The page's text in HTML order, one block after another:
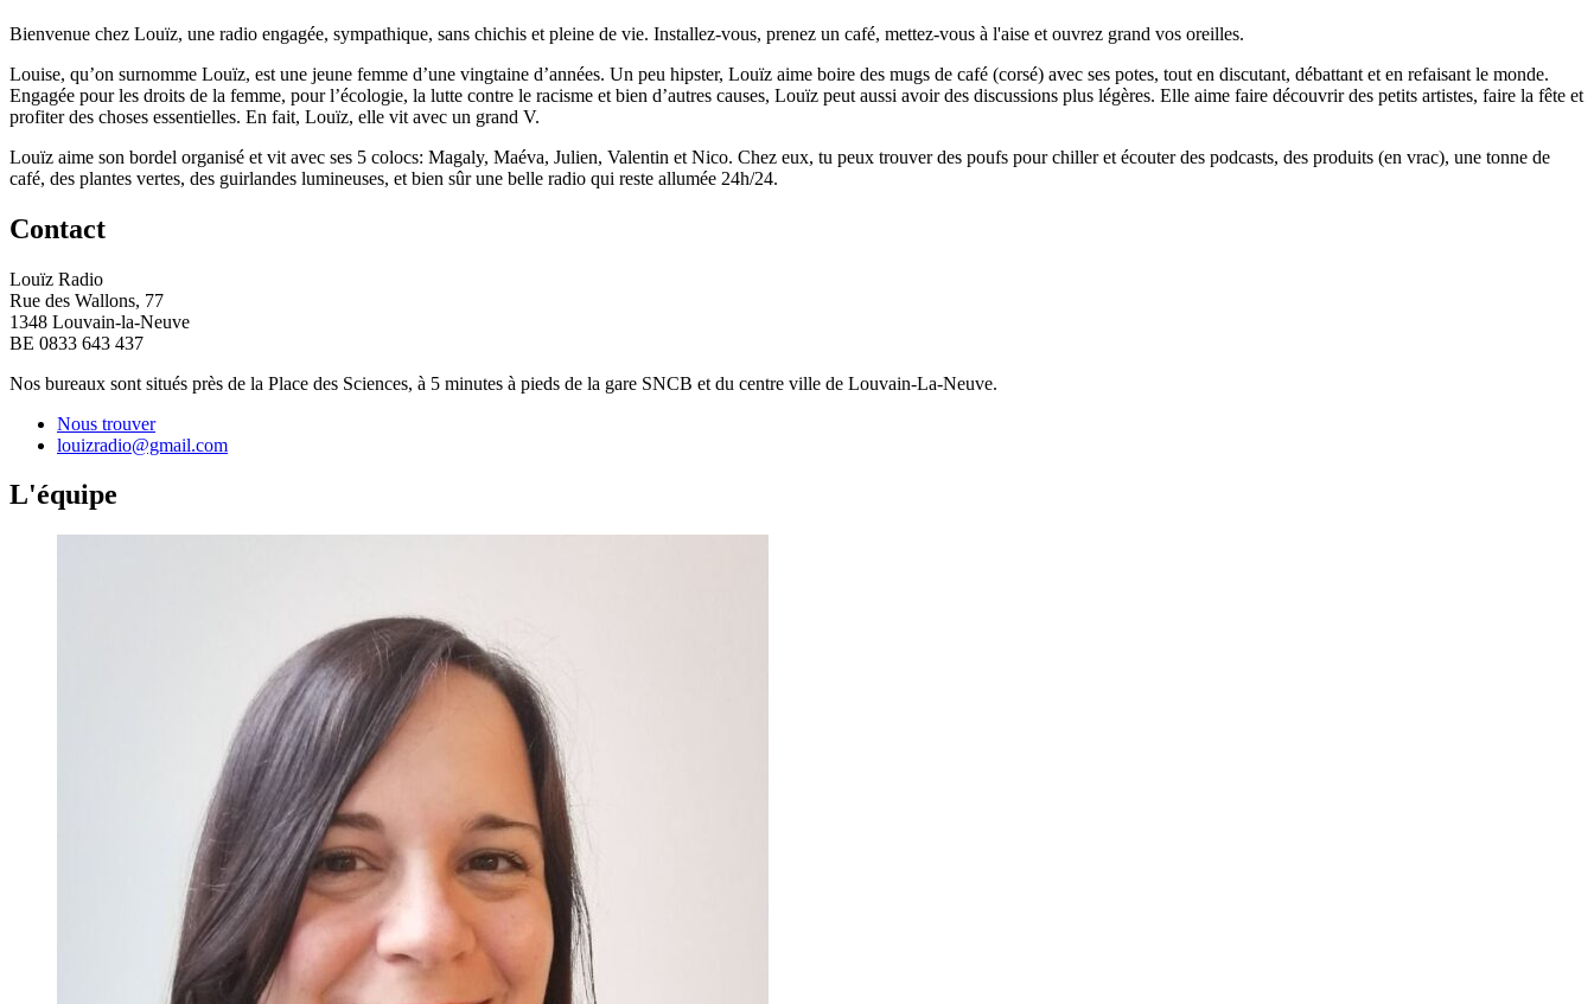
Bienvenue chez Louïz, une radio engagée, sympathique, sans chichis et pleine de vie. Installez-vous, prenez un café, mettez-vous à l'aise et ouvrez grand vos oreilles.
Louise, qu’on surnomme Louïz, est une jeune femme d’une vingtaine d’années. Un peu hipster, Louïz aime boire des mugs de café (corsé) avec ses potes, tout en discutant, débattant et en refaisant le monde.
Engagée pour les droits de la femme, pour l’écologie, la lutte contre le racisme et bien d’autres causes, Louïz peut aussi avoir des discussions plus légères. Elle aime faire découvrir des petits artistes, faire la fête et
profiter des choses essentielles. En fait, Louïz, elle vit avec un grand V.
Louïz aime son bordel organisé et vit avec ses 5 colocs: Magaly, Maéva, Julien, Valentin et Nico. Chez eux, tu peux trouver des poufs pour chiller et écouter des podcasts, des produits (en vrac), une tonne de
café, des plantes vertes, des guirlandes lumineuses, et bien sûr une belle radio qui reste allumée 24h/24.
Contact
Louïz Radio
Rue des Wallons, 77
1348 Louvain-la-Neuve
BE 0833 643 437
Nos bureaux sont situés près de la Place des Sciences, à 5 minutes à pieds de la gare SNCB et du centre ville de Louvain-La-Neuve.
Nous trouver
louizradio@gmail.com
L'équipe